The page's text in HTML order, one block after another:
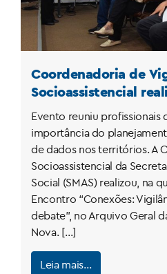
Coordenadoria de
Socioassistencial
“Conexões” no
Evento reuniu profissionais
importância do
de dados nos territórios. A
Socioassistencial da
Social (SMAS) realizou, na
Encontro “Conexões:
debate”, no Arquivo Geral
Nova. […]
Leia mais…